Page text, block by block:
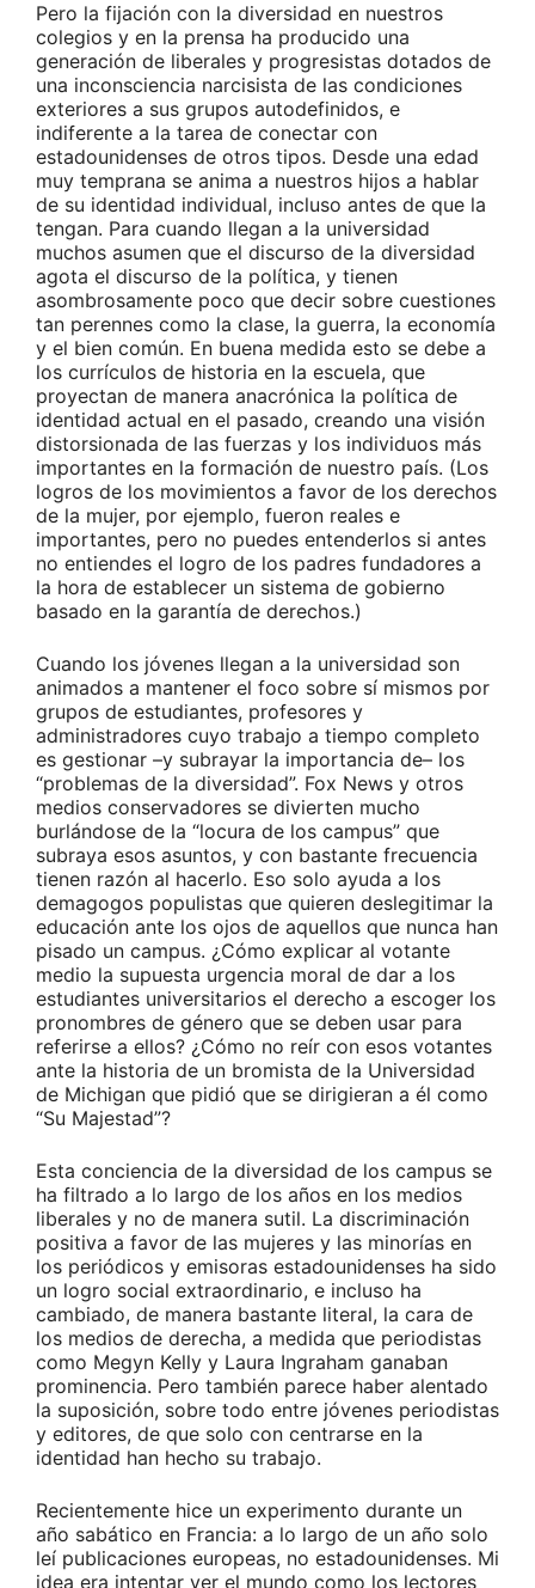
Pero la fijación con la diversidad en nuestros
colegios y en la prensa ha producido una
generación de liberales y progresistas dotados de
una inconsciencia narcisista de las condiciones
exteriores a sus grupos autodefinidos, e
indiferente a la tarea de conectar con
estadounidenses de otros tipos. Desde una edad
muy temprana se anima a nuestros hijos a hablar
de su identidad individual, incluso antes de que la
tengan. Para cuando llegan a la universidad
muchos asumen que el discurso de la diversidad
agota el discurso de la política, y tienen
asombrosamente poco que decir sobre cuestiones
tan perennes como la clase, la guerra, la economía
y el bien común. En buena medida esto se debe a
los currículos de historia en la escuela, que
proyectan de manera anacrónica la política de
identidad actual en el pasado, creando una visión
distorsionada de las fuerzas y los individuos más
importantes en la formación de nuestro país. (Los
logros de los movimientos a favor de los derechos
de la mujer, por ejemplo, fueron reales e
importantes, pero no puedes entenderlos si antes
no entiendes el logro de los padres fundadores a
la hora de establecer un sistema de gobierno
basado en la garantía de derechos.)
Cuando los jóvenes llegan a la universidad son
animados a mantener el foco sobre sí mismos por
grupos de estudiantes, profesores y
administradores cuyo trabajo a tiempo completo
es gestionar –y subrayar la importancia de– los
“problemas de la diversidad”. Fox News y otros
medios conservadores se divierten mucho
burlándose de la “locura de los campus” que
subraya esos asuntos, y con bastante frecuencia
tienen razón al hacerlo. Eso solo ayuda a los
demagogos populistas que quieren deslegitimar la
educación ante los ojos de aquellos que nunca han
pisado un campus. ¿Cómo explicar al votante
medio la supuesta urgencia moral de dar a los
estudiantes universitarios el derecho a escoger los
pronombres de género que se deben usar para
referirse a ellos? ¿Cómo no reír con esos votantes
ante la historia de un bromista de la Universidad
de Michigan que pidió que se dirigieran a él como
“Su Majestad”?
Esta conciencia de la diversidad de los campus se
ha filtrado a lo largo de los años en los medios
liberales y no de manera sutil. La discriminación
positiva a favor de las mujeres y las minorías en
los periódicos y emisoras estadounidenses ha sido
un logro social extraordinario, e incluso ha
cambiado, de manera bastante literal, la cara de
los medios de derecha, a medida que periodistas
como Megyn Kelly y Laura Ingraham ganaban
prominencia. Pero también parece haber alentado
la suposición, sobre todo entre jóvenes periodistas
y editores, de que solo con centrarse en la
identidad han hecho su trabajo.
Recientemente hice un experimento durante un
año sabático en Francia: a lo largo de un año solo
leí publicaciones europeas, no estadounidenses. Mi
idea era intentar ver el mundo como los lectores